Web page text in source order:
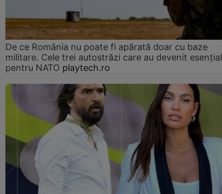
De ce România nu poate fi apărată doar cu baze
militare. Cele trei autostrăzi care au devenit
pentru NATO playtech.ro